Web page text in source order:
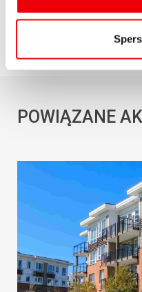
usuwania z przeglądarki
POWIĄZANE